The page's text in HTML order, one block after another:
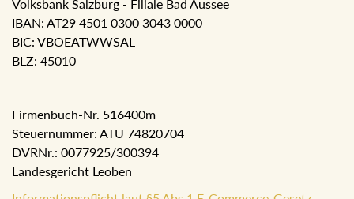
Volksbank Salzburg - Filiale Bad Aussee
IBAN: AT29 4501 0300 3043 0000
BIC: VBOEATWWSAL
BLZ: 45010
Firmenbuch-Nr. 516400m
Steuernummer: ATU 74820704
DVRNr.: 0077925/300394
Landesgericht Leoben